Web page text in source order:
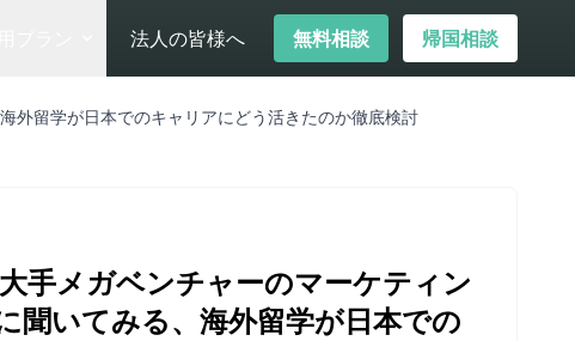
法人の皆様へ 無料相談 帰国相談
外留学が日本でのキャリアにどう活きたのか徹底検討
手メガベンチャーのマーケティン
聞いてみる、海外留学が日本での